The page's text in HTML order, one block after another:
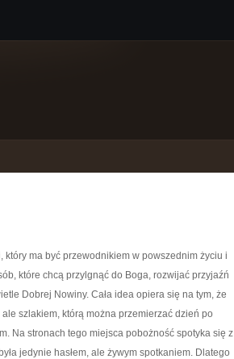
który ma być przewodnikiem w powszednim życiu i
które chcą przylgnąć do Boga, rozwijać przyjaźń
Dobrej Nowiny. Cała idea opiera się na tym, że
szlakiem, którą można przemierzać dzień po
Na stronach tego miejsca pobożność spotyka się z
jedynie hasłem, ale żywym spotkaniem. Dlatego